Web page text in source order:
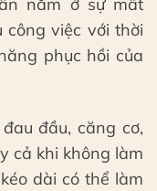
công việc với thời
phục hồi của
đầu, căng cơ,
cả khi không làm
dài có thể làm